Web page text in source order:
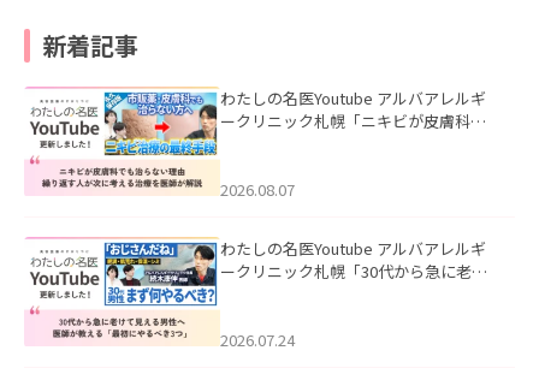
新着記事
わたしの名医Youtube アルバアレルギ
ークリニック札幌「ニキビが皮膚科で
ました。
2026.08.07
わたしの名医Youtube アルバアレルギ
ークリニック札幌「30代から急に老け
た。
2026.07.24